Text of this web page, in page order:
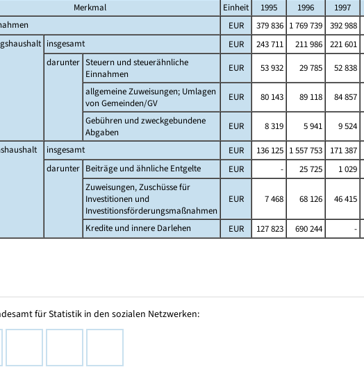
Merkmal Einheit 1995 1996 1997
EUR 379 836 1 769 739 392 988
insgesamt EUR 243 711 211 986 221 601
darunter Steuern und steuerähnliche
Einnahmen
EUR 53 932 29 785 52 838
allgemeine Zuweisungen; Umlagen
von Gemeinden/GV
EUR 80 143 89 118 84 857
Gebühren und zweckgebundene
Abgaben
EUR 8 319 5 941 9 524
insgesamt EUR 136 125 1 557 753 171 387
darunter Beiträge und ähnliche Entgelte EUR - 25 725 1 029
Zuweisungen, Zuschüsse für
Investitionen und
Investitionsförderungsmaßnahmen
EUR 7 468 68 126 46 415
Kredite und innere Darlehen EUR 127 823 690 244 -
für Statistik in den sozialen Netzwerken: